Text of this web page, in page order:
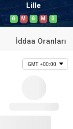
Lille
G M G M G
İddaa Oranları
GMT +00:00